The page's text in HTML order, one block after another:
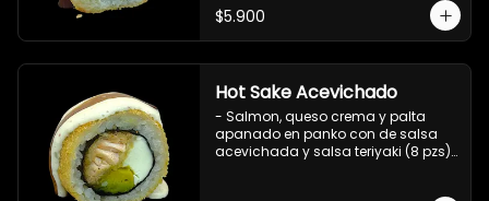
$5.900
Hot Sake Acevichado
- Salmon, queso crema y palta
apanado en panko con de salsa
acevichada y salsa teriyaki (8 pzs).